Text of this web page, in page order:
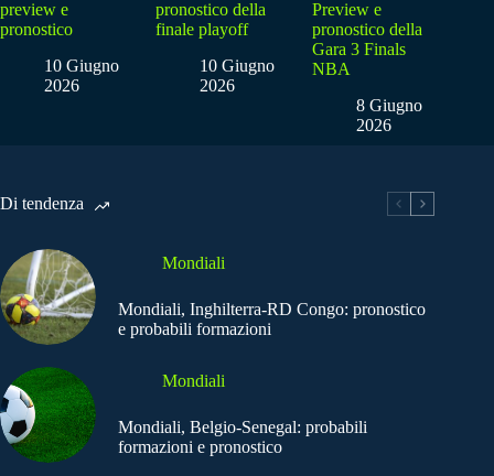
preview e
pronostico
10 Giugno
2026
pronostico della
finale playoff
10 Giugno
2026
Preview e
pronostico della
Gara 3 Finals
NBA
8 Giugno
2026
Di tendenza
Mondiali
Mondiali, Inghilterra-RD Congo: pronostico
e probabili formazioni
Mondiali
Mondiali, Belgio-Senegal: probabili
formazioni e pronostico